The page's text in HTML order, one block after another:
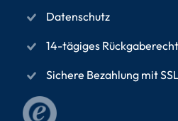
Datenschutz
14-tägiges Rückgaberecht
Sichere Bezahlung mit